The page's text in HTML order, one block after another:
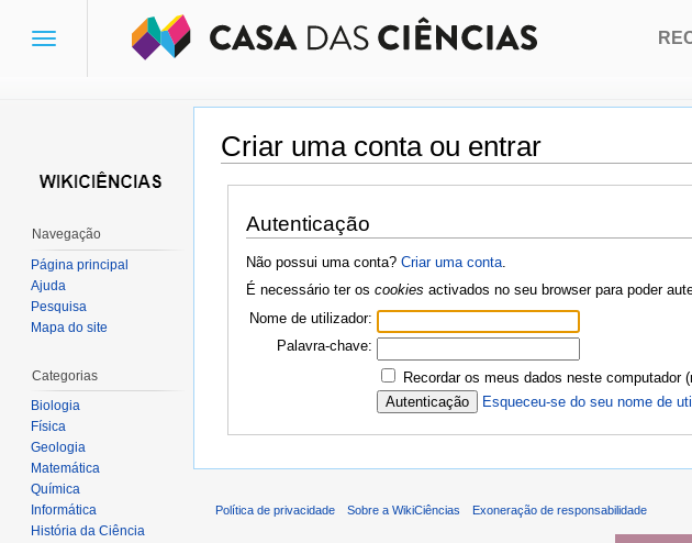
Criar uma conta ou entrar
Ir para:navegação,pesquisa
Autenticação
Não possui uma conta? Criar uma conta.
É necessário ter os cookies activados no seu browser para poder
Nome de utilizador:
Palavra-chave:
Recordar os meus dados neste computador
Esqueceu-se do seu nome de
Toggle
Navegação
Página principal
Ajuda
Pesquisa
Mapa do site
Categorias
Biologia
Física
Geologia
Matemática
Química
Informática
História da Ciência
Política de privacidade Sobre a WikiCiências Exoneração de responsabilidade